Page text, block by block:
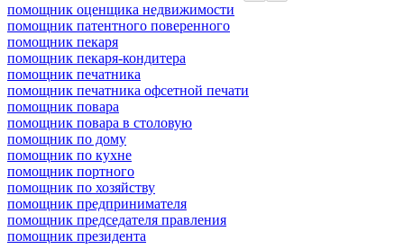
помощник оценщика недвижимости
помощник патентного поверенного
помощник пекаря
помощник пекаря-кондитера
помощник печатника
помощник печатника офсетной печати
помощник повара
помощник повара в столовую
помощник по дому
помощник по кухне
помощник портного
помощник по хозяйству
помощник предпринимателя
помощник председателя правления
помощник президента